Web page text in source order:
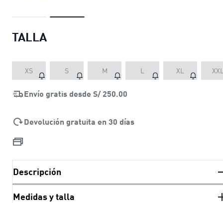
TALLA
XS S M L XL
Envío gratis desde S/ 250.00
Devolución gratuita en 30 días
Descripción
Medidas y talla